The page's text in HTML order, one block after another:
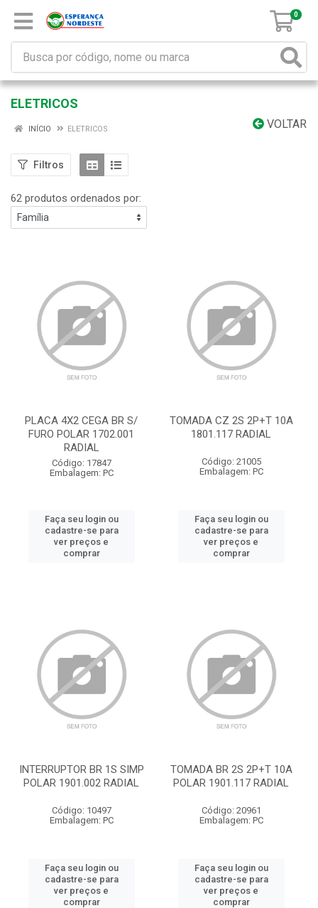
0
ELETRICOS
VOLTAR
INÍCIO ELETRICOS
Filtros
62 produtos ordenados por:
PLACA 4X2 CEGA BR S/
FURO POLAR 1702.001
RADIAL
Código: 17847
Embalagem: PC
Faça seu login ou
cadastre-se para
ver preços e
comprar
TOMADA CZ 2S 2P+T 10A
1801.117 RADIAL
Código: 21005
Embalagem: PC
Faça seu login ou
cadastre-se para
ver preços e
comprar
INTERRUPTOR BR 1S SIMP
POLAR 1901.002 RADIAL
Código: 10497
Embalagem: PC
Faça seu login ou
cadastre-se para
ver preços e
comprar
TOMADA BR 2S 2P+T 10A
POLAR 1901.117 RADIAL
Código: 20961
Embalagem: PC
Faça seu login ou
cadastre-se para
ver preços e
comprar